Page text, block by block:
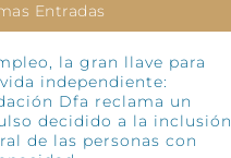
Entradas
la gran llave para
independiente:
Dfa reclama un
decidido a la inclusión
de las personas con